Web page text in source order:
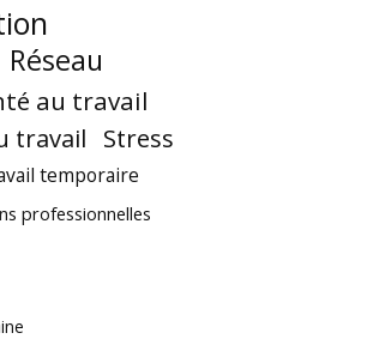
Réseau
au travail
travail Stress
temporaire
professionnelles